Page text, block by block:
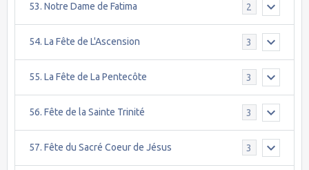
53. Notre Dame de Fatima 2
54. La Fête de L'Ascension 3
55. La Fête de La Pentecôte 3
56. Fête de la Sainte Trinité 3
57. Fête du Sacré Coeur de Jésus 3